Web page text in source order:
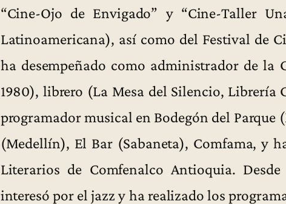
“Cine-Ojo de Envigado” y “Cine-Taller
Latinoamericana), así como del Festival de
ha desempeñado como administrador de la
1980), librero (La Mesa del Silencio, Librería
programador musical en Bodegón del
(Medellín), El Bar (Sabaneta), Comfama, y
Literarios de Comfenalco Antioquia.
interesó por el jazz y ha realizado los